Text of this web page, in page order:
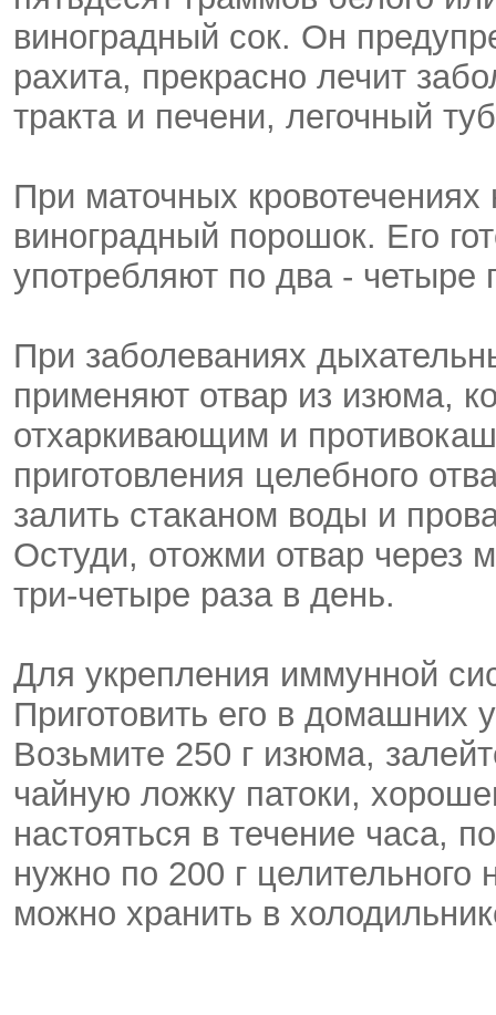
виноградный сок. Он
рахита, прекрасно лечит
тракта и печени, легочный
При маточных
виноградный порошок. Его
употребляют по два - четыре
При заболеваниях
применяют отвар из изюма,
отхаркивающим и
приготовления целебного
залить стаканом воды и
Остуди, отожми отвар через
три-четыре раза в день.
Для укрепления иммунной
Приготовить его в домашних
Возьмите 250 г изюма,
чайную ложку патоки,
настояться в течение часа,
нужно по 200 г целительного
можно хранить в